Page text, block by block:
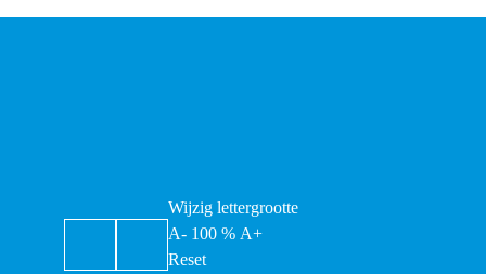
Wijzig lettergrootte
A- 100% A+
Reset